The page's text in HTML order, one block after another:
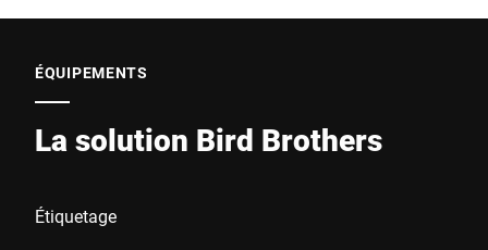
ÉQUIPEMENTS
La solution Bird Brothers
Étiquetage